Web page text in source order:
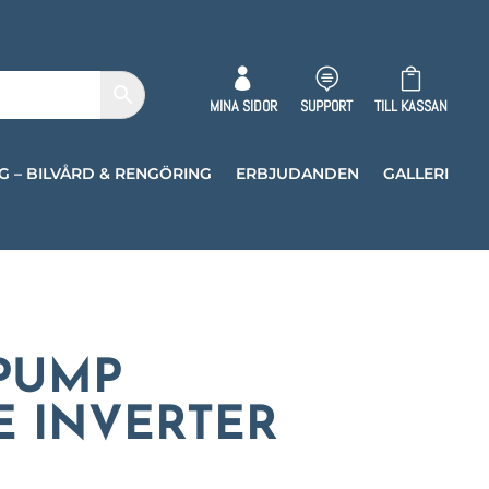

MINA SIDOR

SUPPORT

TILL KASSAN
– BILVÅRD & RENGÖRING ERBJUDANDEN GALLERI
INVERTER